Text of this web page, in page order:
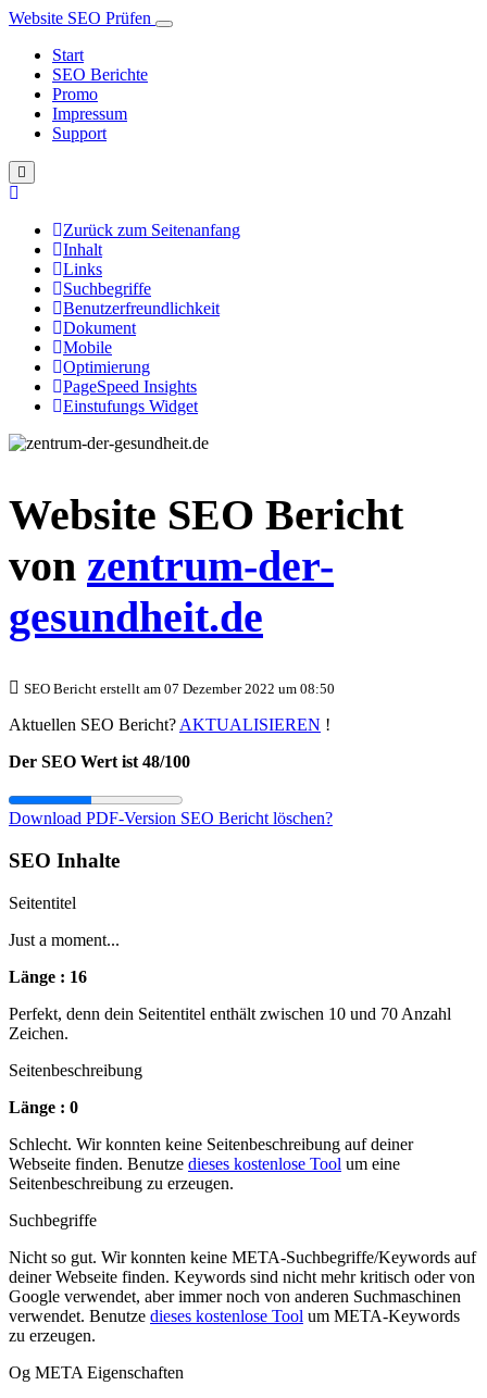
Website SEO Prüfen
Start
SEO Berichte
Promo
Impressum
Support
Zurück zum Seitenanfang
Inhalt
Links
Suchbegriffe
Benutzerfreundlichkeit
Dokument
Mobile
Optimierung
PageSpeed Insights
Einstufungs Widget
Website SEO Bericht
von zentrum-der-
gesundheit.de
SEO Bericht erstellt am 07 Dezember 2022 um 08:50
Aktuellen SEO Bericht? AKTUALISIEREN !
Der SEO Wert ist 48/100
Download PDF-Version SEO Bericht löschen?
SEO Inhalte
Seitentitel
Just a moment...
Länge : 16
Perfekt, denn dein Seitentitel enthält zwischen 10 und 70 Anzahl
Zeichen.
Seitenbeschreibung
Länge : 0
Schlecht. Wir konnten keine Seitenbeschreibung auf deiner
Webseite finden. Benutze dieses kostenlose Tool um eine
Seitenbeschreibung zu erzeugen.
Suchbegriffe
Nicht so gut. Wir konnten keine META-Suchbegriffe/Keywords auf
deiner Webseite finden. Keywords sind nicht mehr kritisch oder von
Google verwendet, aber immer noch von anderen Suchmaschinen
verwendet. Benutze dieses kostenlose Tool um META-Keywords
zu erzeugen.
Og META Eigenschaften